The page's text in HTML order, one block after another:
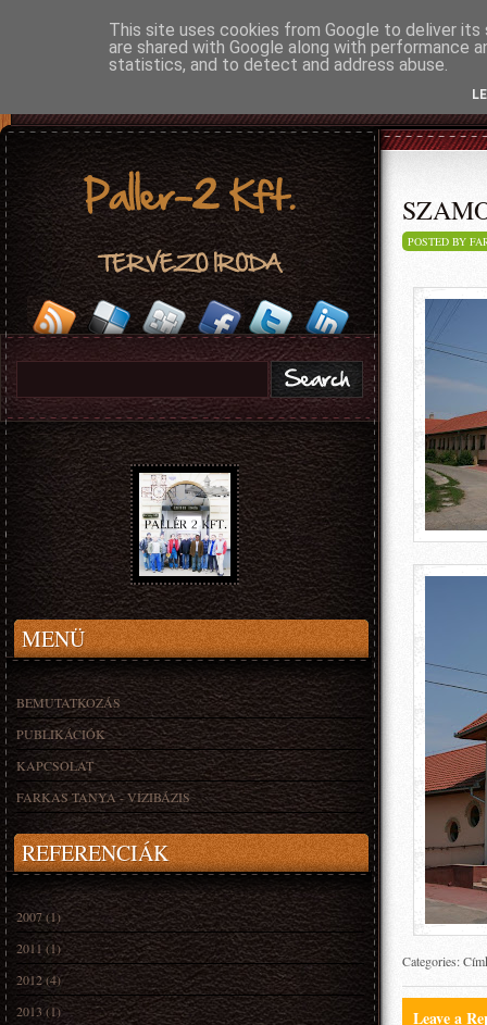
MENÜ
BEMUTATKOZÁS
PUBLIKÁCIÓK
KAPCSOLAT
FARKAS TANYA - VÍZIBÁZIS
REFERENCIÁK
2007(1)
2011 (1)
2012(4)
2013 (1)
POSTED BY
Categories:
Leave a
This site uses cookies from Google to deliver
are shared with Google along with performance
statistics, and to detect and address abuse.